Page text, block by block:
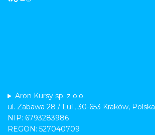
Aron Kursy sp. z o.o.
ul. Zabawa 28 / Lu1, 30-653 Kraków, Polska
NIP: 6793283986
REGON: 527040709